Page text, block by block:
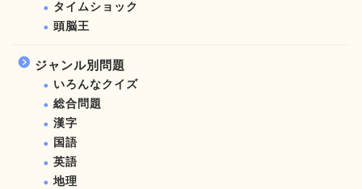
タイムショック
頭脳王
ジャンル別問題
いろんなクイズ
総合問題
漢字
国語
英語
地理